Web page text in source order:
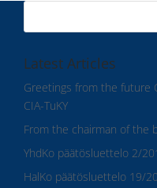
Latest Articles
Greetings from the future
CIA-TuKY
From the chairman of the
YhdKo päätösluettelo 2/
HalKo päätösluettelo 19/